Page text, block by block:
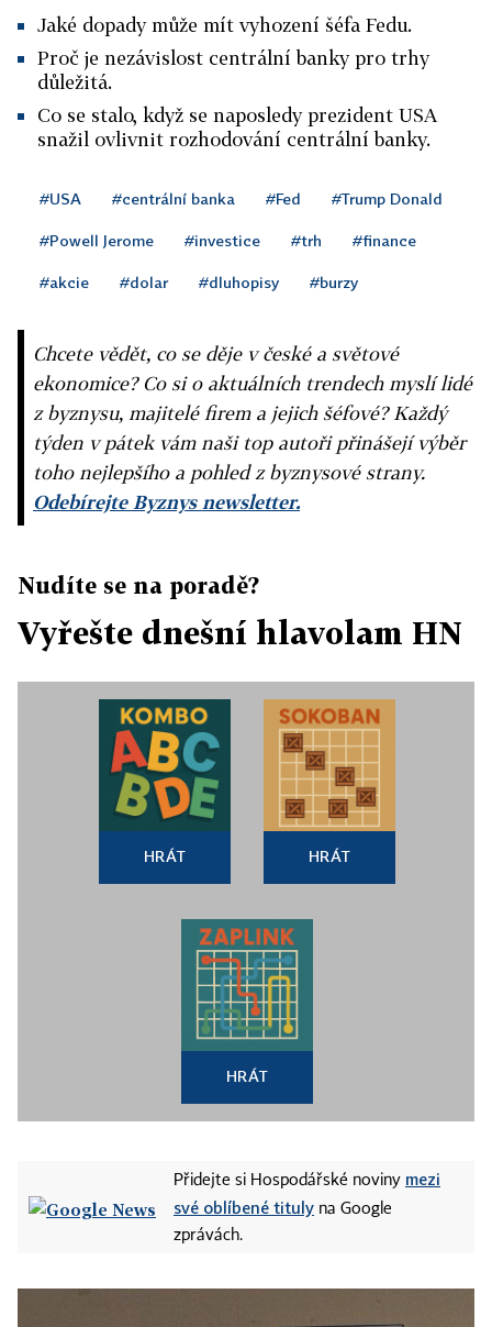
Jaké dopady může mít vyhození šéfa Fedu.
Proč je nezávislost centrální banky pro trhy
důležitá.
Co se stalo, když se naposledy prezident USA
snažil ovlivnit rozhodování centrální banky.
#USA #centrální banka #Fed #Trump Donald
#Powell Jerome #investice #trh #finance
#akcie #dolar #dluhopisy #burzy
Chcete vědět, co se děje v české a světové
ekonomice? Co si o aktuálních trendech myslí lidé
z byznysu, majitelé firem a jejich šéfové? Každý
týden v pátek vám naši top autoři přinášejí výběr
toho nejlepšího a pohled z byznysové strany.
Odebírejte Byznys newsletter.
Nudíte se na poradě?
Vyřešte dnešní hlavolam HN
HRÁT HRÁT
HRÁT
Přidejte si Hospodářské noviny mezi
své oblíbené tituly na Google
zprávách.